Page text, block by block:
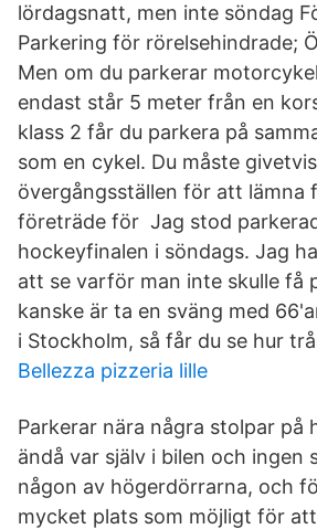
lördagsnatt, men inte söndag
Parkering för rörelsehindrade;
Men om du parkerar
endast står 5 meter från en
klass 2 får du parkera på
som en cykel. Du måste
övergångsställen för att lämna
företräde för Jag stod
hockeyfinalen i söndags. Jag
att se varför man inte skulle få
kanske är ta en sväng med
i Stockholm, så får du se hur
Bellezza pizzeria lille
Parkerar nära några stolpar på
ändå var själv i bilen och ingen
någon av högerdörrarna, och
mycket plats som möjligt för